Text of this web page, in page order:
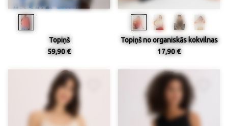
Topiņš
59,90 €
Topiņš no organiskās kokvilnas
17,90 €